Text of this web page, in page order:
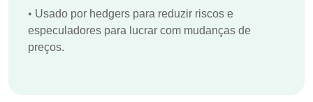
• Usado por hedgers para reduzir riscos e
especuladores para lucrar com mudanças de
preços.